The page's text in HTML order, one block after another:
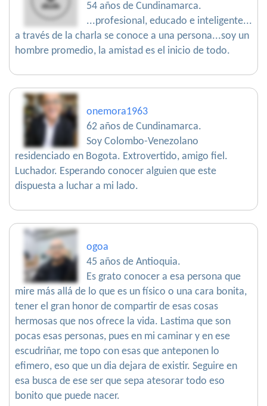
54 años de Cundinamarca.
...profesional, educado e inteligente...
a través de la charla se conoce a una persona...soy un
hombre promedio, la amistad es el inicio de todo.
onemora1963
62 años de Cundinamarca.
Soy Colombo-Venezolano
residenciado en Bogota. Extrovertido, amigo fiel.
Luchador. Esperando conocer alguien que este
dispuesta a luchar a mi lado.
ogoa
45 años de Antioquia.
Es grato conocer a esa persona que
mire más allá de lo que es un físico o una cara bonita,
tener el gran honor de compartir de esas cosas
hermosas que nos ofrece la vida. Lastima que son
pocas esas personas, pues en mi caminar y en ese
escudriñar, me topo con esas que anteponen lo
efimero, eso que un dia dejara de existir. Seguire en
esa busca de ese ser que sepa atesorar todo eso
bonito que puede nacer.